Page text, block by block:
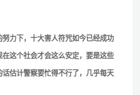
力下，十大害人符咒如今已经成功
这个社会才会这么安定，要是这些
估计警察要忙得不行了，几乎每天